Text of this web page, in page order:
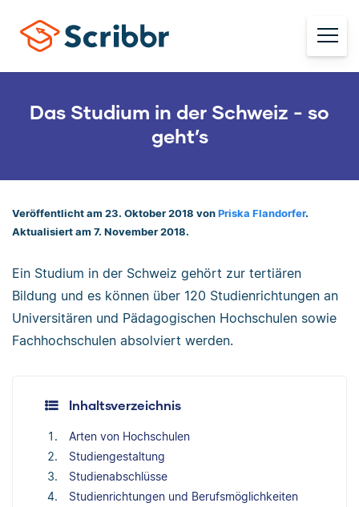
Das Studium in der Schweiz - so
geht’s
Veröffentlicht am 23. Oktober 2018 von Priska Flandorfer.
Aktualisiert am 7. November 2018.
Ein Studium in der Schweiz gehört zur tertiären
Bildung und es können über 120 Studienrichtungen an
Universitären und Pädagogischen Hochschulen sowie
Fachhochschulen absolviert werden.
Inhaltsverzeichnis
Arten von Hochschulen
Studiengestaltung
Studienabschlüsse
Studienrichtungen und Berufsmöglichkeiten